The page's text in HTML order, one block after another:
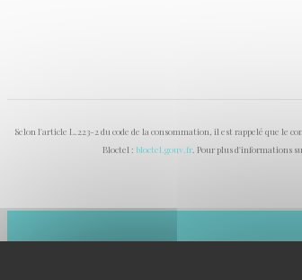
Selon l'article L.223-2 du code de la consommation, il est rappelé que le
Bloctel : bloctel.gouv.fr. Pour plus d'informations